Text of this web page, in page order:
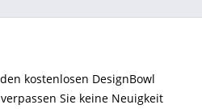
kostenlosen DesignBowl
Sie keine Neuigkeit